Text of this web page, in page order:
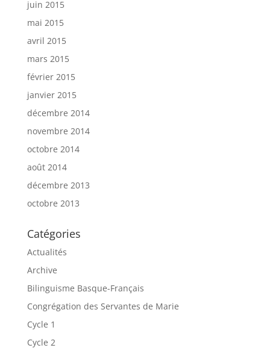
juin 2015
mai 2015
avril 2015
mars 2015
février 2015
janvier 2015
décembre 2014
novembre 2014
octobre 2014
août 2014
décembre 2013
octobre 2013
Catégories
Actualités
Archive
Bilinguisme Basque-Français
Congrégation des Servantes de Marie
Cycle 1
Cycle 2